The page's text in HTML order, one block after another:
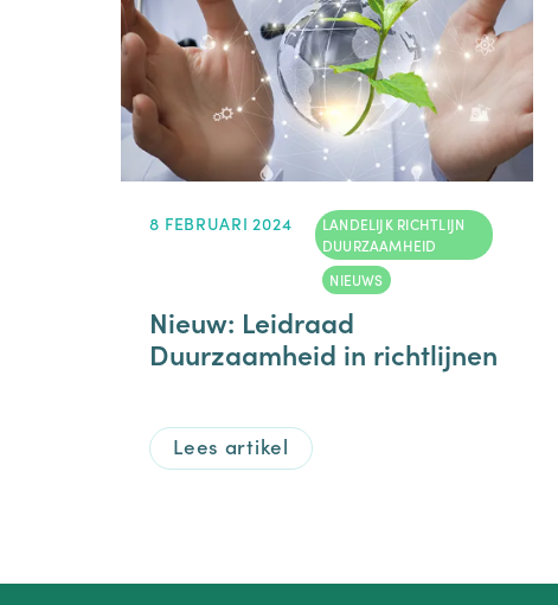
8 FEBRUARI 2024
LANDELIJK RICHTLIJN
DUURZAAMHEID
, NIEUWS
Nieuw: Leidraad
Duurzaamheid in richtlijnen
Lees artikel